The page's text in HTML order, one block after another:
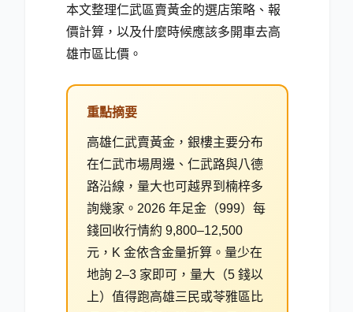
本文整理仁武區賣黃金的選店策略、報
價計算，以及什麼時候應該多開車去高
雄市區比價。
重點摘要
高雄仁武賣黃金，銀樓主要分布
在仁武市場周邊、仁武路與八德
路沿線，量大也可越界到楠梓多
詢幾家。2026 年足金（999）每
錢回收行情約 9,800–12,500
元，K 金依含金量折算。量少在
地詢 2–3 家即可，量大（5 錢以
上）值得跑高雄三民或苓雅區比